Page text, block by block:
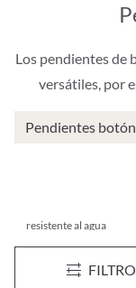
Los pendientes de
versátiles, por
Pendientes
FILTRO
resistente al agua
Set de pendientes